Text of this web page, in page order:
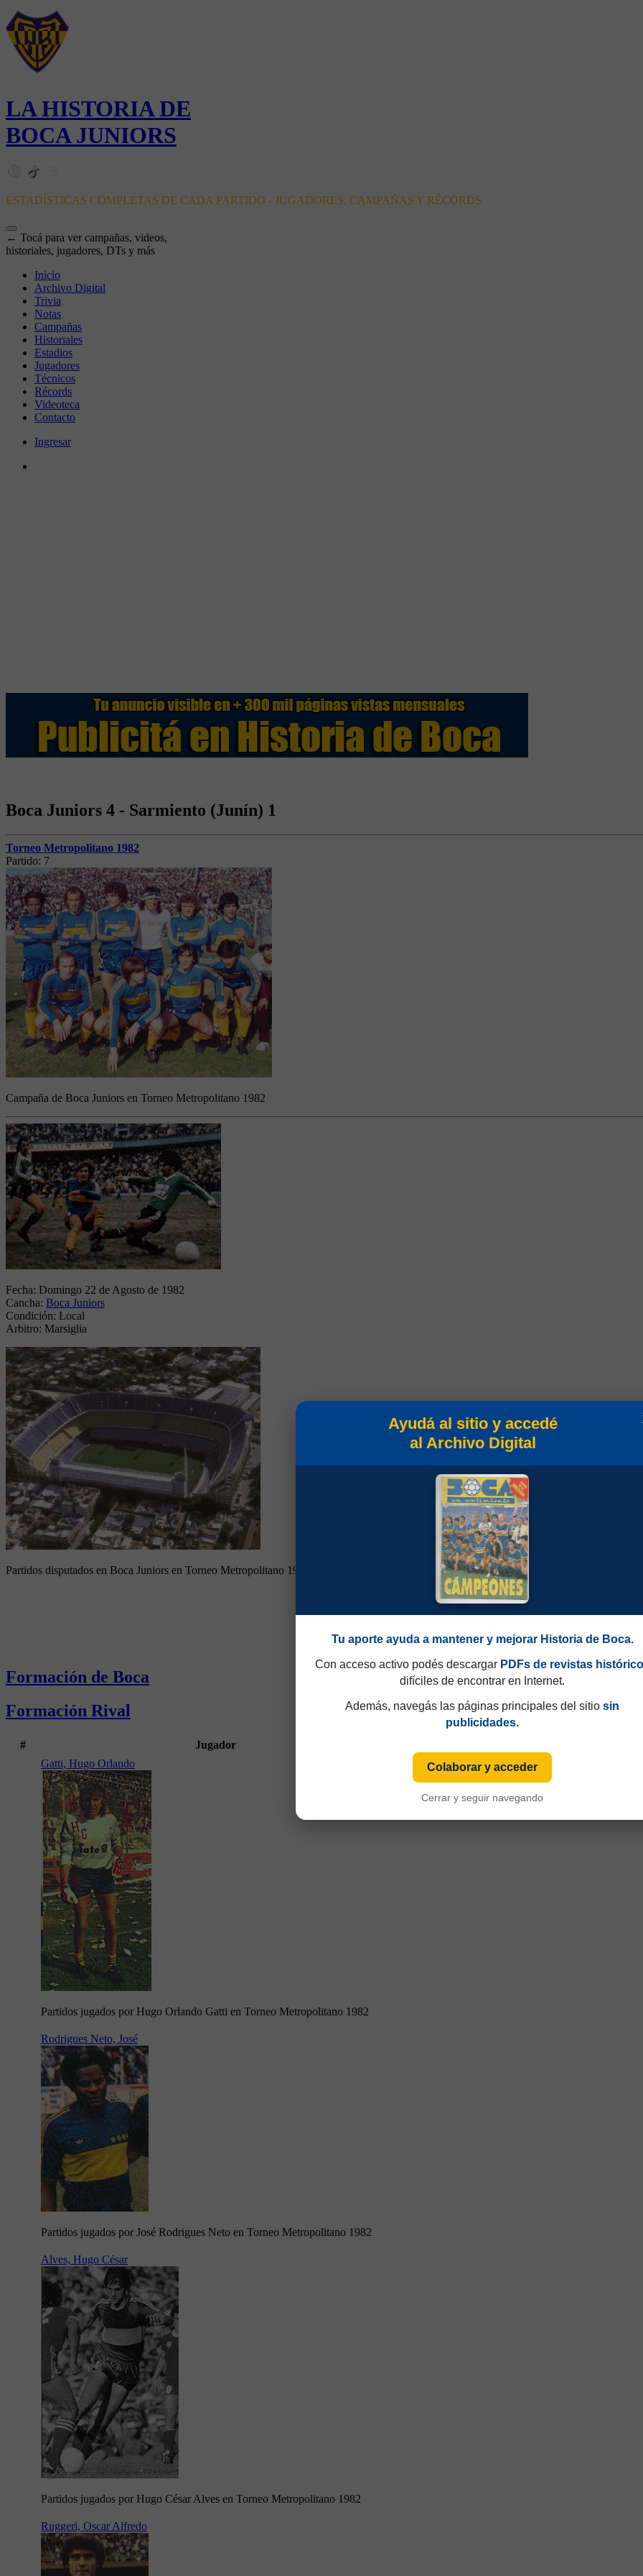
LA HISTORIA DE
BOCA JUNIORS
ESTADÍSTICAS COMPLETAS DE CADA PARTIDO - JUGADORES, CAMPAÑAS Y RÉCORDS
← Tocá para ver campañas, videos,
historiales, jugadores, DTs y más
Inicio
Archivo Digital
Trivia
Notas
Campañas
Historiales
Estadios
Jugadores
Técnicos
Récords
Videoteca
Contacto
Ingresar
Boca Juniors 4 - Sarmiento (Junín) 1
Torneo Metropolitano 1982
Partido: 7
Campaña de Boca Juniors en Torneo Metropolitano 1982
Fecha: Domingo 22 de Agosto de 1982
Cancha: Boca Juniors
Condición: Local
Arbitro: Marsiglia
Partidos disputados en Boca Juniors en Torneo Metropolitano 1982
Formación de Boca
Formación Rival
#
Jugador
Gatti, Hugo Orlando
Partidos jugados por Hugo Orlando Gatti en Torneo Metropolitano 1982
Rodrigues Neto, José
Partidos jugados por José Rodrigues Neto en Torneo Metropolitano 1982
Alves, Hugo César
Partidos jugados por Hugo César Alves en Torneo Metropolitano 1982
Ruggeri, Oscar Alfredo
Ayudá al sitio y accedé
al Archivo Digital
Tu aporte ayuda a mantener y mejorar Historia de Boca.
Con acceso activo podés descargar PDFs de revistas
difíciles de encontrar en Internet.
Además, navegás las páginas principales del sitio sin
publicidades.
Colaborar y acceder
Cerrar y seguir navegando